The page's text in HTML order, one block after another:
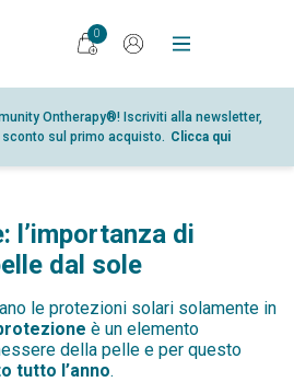
PRODOTTI
DIARIO
PUNTI VENDITA
PARTNER
CHI SIAMO
0
Ontherapy®! Iscriviti alla newsletter,
sul primo acquisto. Clicca qui
l’importanza di
dal sole
le protezioni solari solamente in
è un elemento
della pelle e per questo
tutto l’anno.